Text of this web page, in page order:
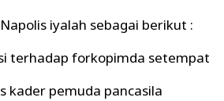
iyalah sebagai berikut :
terhadap forkopimda setempat
kader pemuda pancasila